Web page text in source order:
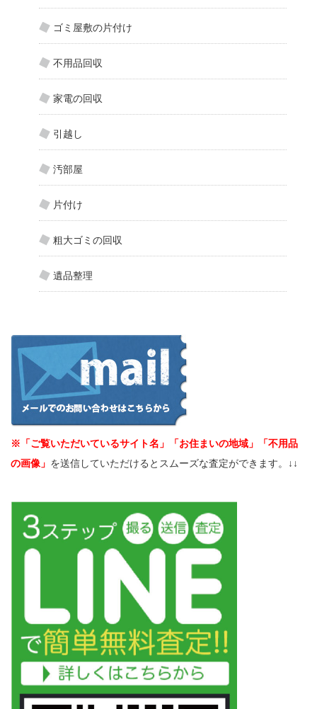
ゴミ屋敷の片付け
不用品回収
家電の回収
引越し
汚部屋
片付け
粗大ゴミの回収
遺品整理
※「ご覧いただいているサイト名」「お住まいの地域」「不用品
の画像」 を送信していただけるとスムーズな査定ができます。↓↓